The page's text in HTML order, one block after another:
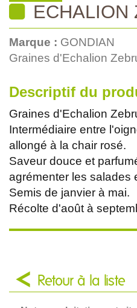
ECHALION
Marque : GONDIAN
Graines d'Echalion
Descriptif du
Graines d'Echalion
Intermédiaire entre
allongé à la chair rosé.
Saveur douce et
agrémenter les salades
Semis de janvier à mai.
Récolte d'août à
Retour à la liste